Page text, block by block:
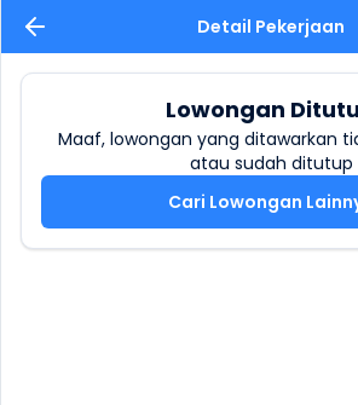
Detail Pekerjaan
Lowongan
Maaf, lowongan yang ditawarkan
atau sudah ditutup
Cari Lowongan